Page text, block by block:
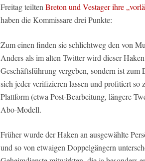
Freitag teilten Breton und Vestager ihre
haben die Kommissare drei Punkte:
Zum einen finden sie schlichtweg den von
Anders als im alten Twitter wird dieser
Geschäftsführung vergeben, sondern ist
sich jeder verifizieren lassen und profitiert
Plattform (etwa Post-Bearbeitung, längere
Abo-Modell.
Früher wurde der Haken an ausgewählte
und so von etwaigen Doppelgängern